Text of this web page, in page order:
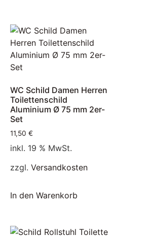
WC Schild Damen Herren
Toilettenschild
Aluminium Ø 75 mm 2er-
Set
11,50 €
inkl. 19 % MwSt.
zzgl. Versandkosten
In den Warenkorb